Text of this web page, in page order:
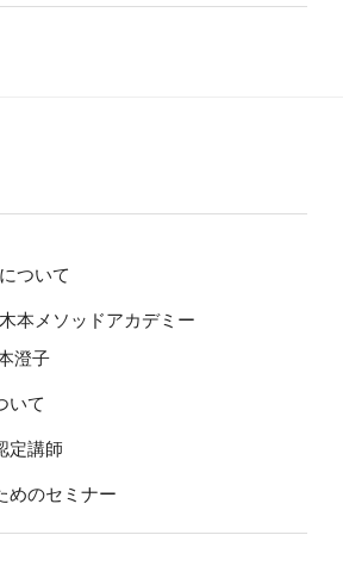
ついて
本メソッドアカデミー
澄子
いて
定講師
めのセミナー